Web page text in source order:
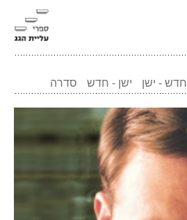
חדש - ישן ישן - חדש סדרה